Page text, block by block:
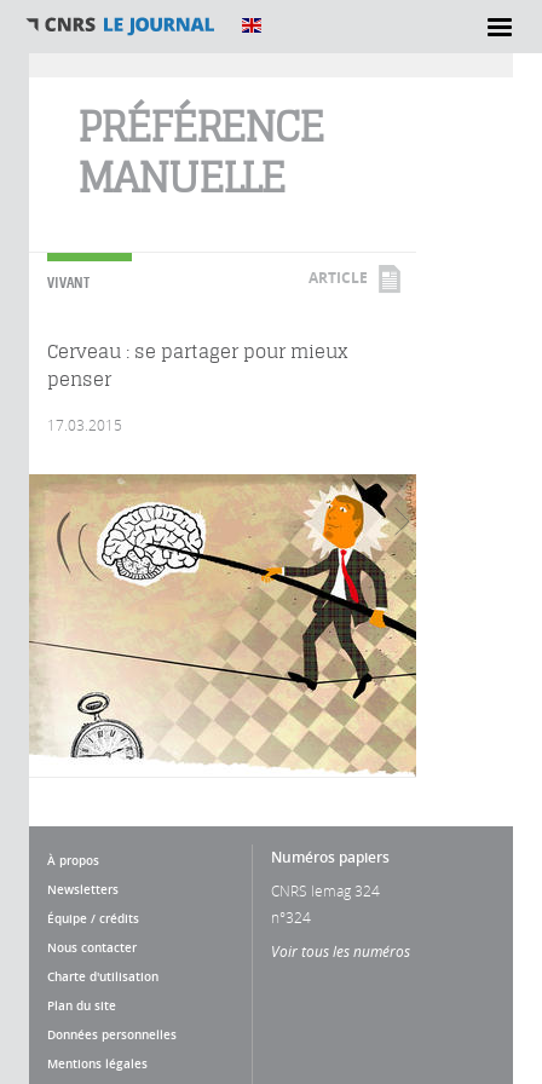
PRÉFÉRENCE
MANUELLE
VIVANT ARTICLE
Cerveau : se partager pour mieux
penser
17.03.2015
À propos
Newsletters
Équipe / crédits
Nous contacter
Charte d'utilisation
Plan du site
Données personnelles
Mentions légales
Numéros papiers
CNRS lemag 324
n°324
Voir tous les numéros